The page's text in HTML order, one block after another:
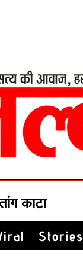
काटा
Stories